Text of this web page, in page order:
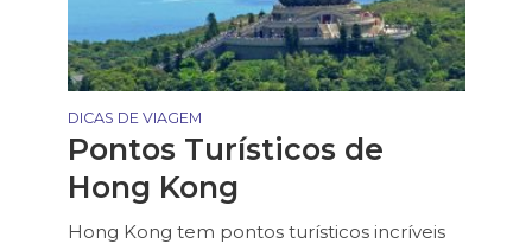
DICAS DE VIAGEM
Pontos Turísticos de
Hong Kong
Hong Kong tem pontos turísticos incríveis